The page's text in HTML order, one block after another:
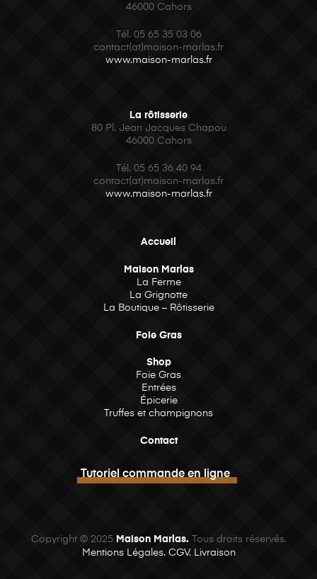
46000 Cahors
Tél. 05 65 35 03 06
contact(at)maison-marlas.fr
www.maison-marlas.fr
La rôtisserie
80 Pl. Jean Jacques Chapou
46000 Cahors
Tél. 05 65 36 40 94
contact(at)maison-marlas.fr
www.maison-marlas.fr
Accueil
Maison Marlas
La Ferme
La Grignotte
La Boutique – Rôtisserie
Foie Gras
Shop
Foie Gras
Entrées
Épicerie
Truffes et champignons
Contact
Tutoriel commande en ligne
Copyright © 2025 Maison Marlas.Tous droits réservés.
Mentions Légales. CGV. Livraison